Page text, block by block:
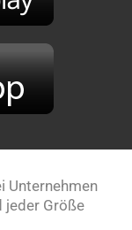
Unternehmen
jeder Größe